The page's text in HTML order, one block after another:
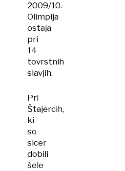
2009/10.
Olimpija
ostaja
pri
14
tovrstnih
slavjih.
Pri
Štajercih,
ki
so
sicer
dobili
šele